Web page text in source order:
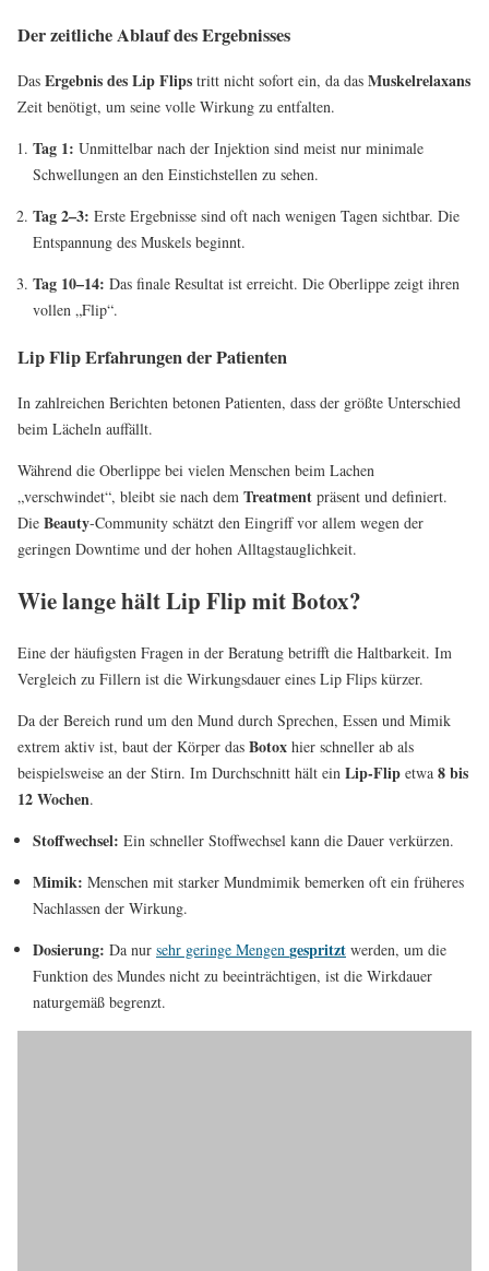
Der zeitliche Ablauf des Ergebnisses
Das Ergebnis des Lip Flips tritt nicht sofort ein, da das Muskelrelaxans
Zeit benötigt, um seine volle Wirkung zu entfalten.
Tag 1: Unmittelbar nach der Injektion sind meist nur minimale
Schwellungen an den Einstichstellen zu sehen.
Tag 2–3: Erste Ergebnisse sind oft nach wenigen Tagen sichtbar. Die
Entspannung des Muskels beginnt.
Tag 10–14: Das finale Resultat ist erreicht. Die Oberlippe zeigt ihren
vollen „Flip“.
Lip Flip Erfahrungen der Patienten
In zahlreichen Berichten betonen Patienten, dass der größte Unterschied
beim Lächeln auffällt.
Während die Oberlippe bei vielen Menschen beim Lachen
„verschwindet“, bleibt sie nach dem Treatment präsent und definiert.
Die Beauty-Community schätzt den Eingriff vor allem wegen der
geringen Downtime und der hohen Alltagstauglichkeit.
Wie lange hält Lip Flip mit Botox?
Eine der häufigsten Fragen in der Beratung betrifft die Haltbarkeit. Im
Vergleich zu Fillern ist die Wirkungsdauer eines Lip Flips kürzer.
Da der Bereich rund um den Mund durch Sprechen, Essen und Mimik
extrem aktiv ist, baut der Körper das Botox hier schneller ab als
beispielsweise an der Stirn. Im Durchschnitt hält ein Lip-Flip etwa 8 bis
12 Wochen.
Stoffwechsel: Ein schneller Stoffwechsel kann die Dauer verkürzen.
Mimik: Menschen mit starker Mundmimik bemerken oft ein früheres
Nachlassen der Wirkung.
Dosierung: Da nur sehr geringe Mengen gespritzt werden, um die
Funktion des Mundes nicht zu beeinträchtigen, ist die Wirkdauer
naturgemäß begrenzt.